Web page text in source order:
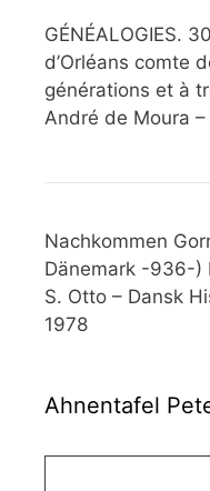
GÉNÉALOGIES.
d’Orléans comte
générations et à
André de Moura –
Nachkommen
Dänemark -936-)
S. Otto – Dansk
1978
Ahnentafel